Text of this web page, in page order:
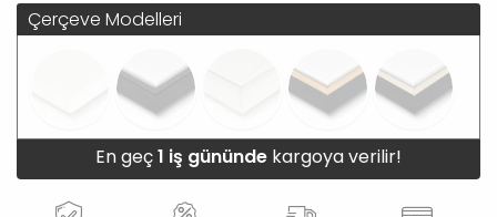
Çerçeve Modelleri
En geç1 iş gününde kargoya verilir!